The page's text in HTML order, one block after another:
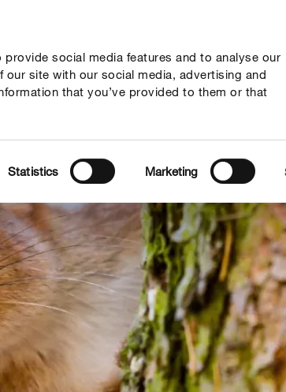
social media features and to analyse our
site with our social media, advertising and
that you’ve provided to them or that
Statistics Marketing
Podjetje